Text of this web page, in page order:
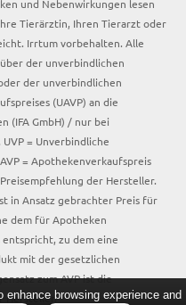
und Nebenwirkungen lesen
Tierärztin, Ihren Tierarzt oder
Irrtum vorbehalten. Alle
der unverbindlichen
der unverbindlichen
(UAVP) an die
(IFA GmbH) / nur bei
= Unverbindliche
= Apothekenverkaufspreis
der Hersteller.
in Ansatz gebrachter Preis für
dem für Apotheken
zu dem eine
mit der gesetzlichen
zum AVP ist die
Hersteller.browsing experience and